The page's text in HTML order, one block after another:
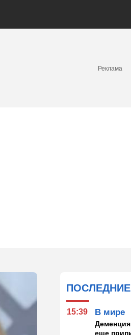
Реклама
15:39 В мире
еще